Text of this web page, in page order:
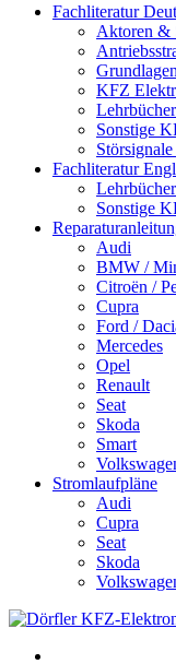
Fachliteratur
Aktoren &
KFZ
Sonstige
Fachliteratur
Sonstige
Audi
BMW /
Citroën /
Cupra
Ford /
Mercedes
Opel
Renault
Seat
Skoda
Smart
Stromlaufpläne
Audi
Cupra
Seat
Skoda